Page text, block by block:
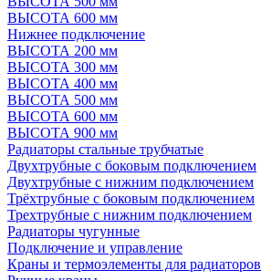
ВЫСОТА 600 мм
Нижнее подключение
ВЫСОТА 200 мм
ВЫСОТА 300 мм
ВЫСОТА 400 мм
ВЫСОТА 500 мм
ВЫСОТА 600 мм
ВЫСОТА 900 мм
Радиаторы стальные трубчатые
Двухтрубные с боковым подключением
Двухтрубные с нижним подключением
Трёхтрубные с боковым подключением
Трехтрубные с нижним подключением
Радиаторы чугунные
Подключение и управление
Краны и термоэлементы для радиаторов